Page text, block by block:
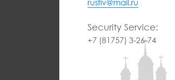
rusfiv@mail.ru
Security Service:
+7 (81757) 3-26-74